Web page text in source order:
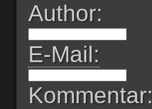
Author:
E-Mail:
Kommentar: